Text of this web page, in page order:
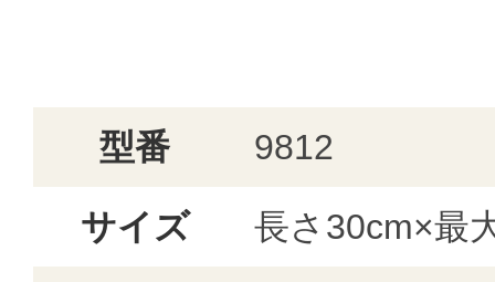
型番
9812
サイズ
長さ30cm×最